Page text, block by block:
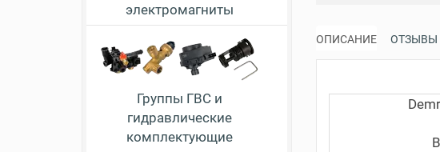
электромагниты
Группы ГВС и
гидравлические
комплектующие
ОПИСАНИЕ ОТЗЫВЫ